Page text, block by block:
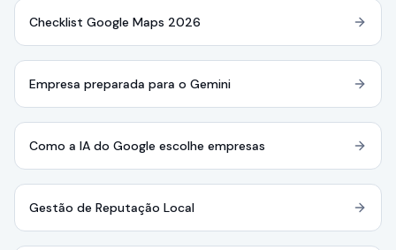
Checklist Google Maps 2026
Empresa preparada para o Gemini
Como a IA do Google escolhe empresas
Gestão de Reputação Local